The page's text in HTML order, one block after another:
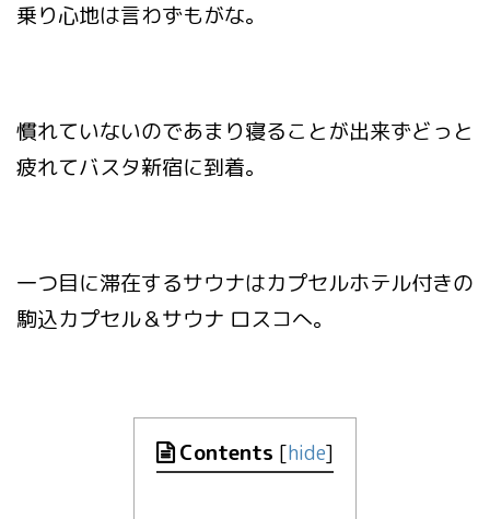
乗り心地は言わずもがな。
慣れていないのであまり寝ることが出来ずどっと
疲れてバスタ新宿に到着。
一つ目に滞在するサウナはカプセルホテル付きの
駒込カプセル＆サウナ ロスコへ。
Contents [hide]